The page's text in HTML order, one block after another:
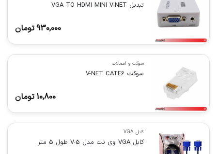
تبدیل VGA TO HDMI MINI V-NET
930,000تومان
سوکت و اتصالات
سوکت V-NET CATE6
10,800 تومان
کابل VGA
کابل VGA وی نت مدل V-5 طول 5 متر